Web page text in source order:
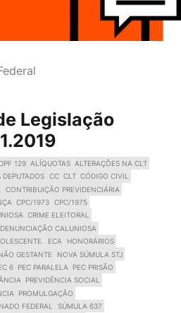
Legislação
129 ALÍQUOTAS ALTERAÇÕES NA CLT
CC CLT CÓDIGO CIVIL
CONTRIBUIÇÃO PREVIDENCIÁRIA
CPC/1973 CPC/1975
CRIME ELEITORAL
DENUNCIAÇÃO CALUNIOSA
ECA
HONORÁRIOS
GESTANTE
NOVA SÚMULA STJ
6 PEC PARALELA
PEC PRISÃO
PREVIDÊNCIA SOCIAL
PROMULGAÇÃO
FEDERAL
SÚMULA 637